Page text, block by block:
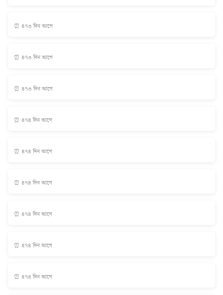
⏰ ৪৭৩ দিন আগে
⏰ ৪৭৩ দিন আগে
⏰ ৪৭৩ দিন আগে
⏰ ৪৭৪ দিন আগে
⏰ ৪৭৪ দিন আগে
⏰ ৪৭৪ দিন আগে
⏰ ৪৭৪ দিন আগে
⏰ ৪৭৪ দিন আগে
⏰ ৪৭৪ দিন আগে